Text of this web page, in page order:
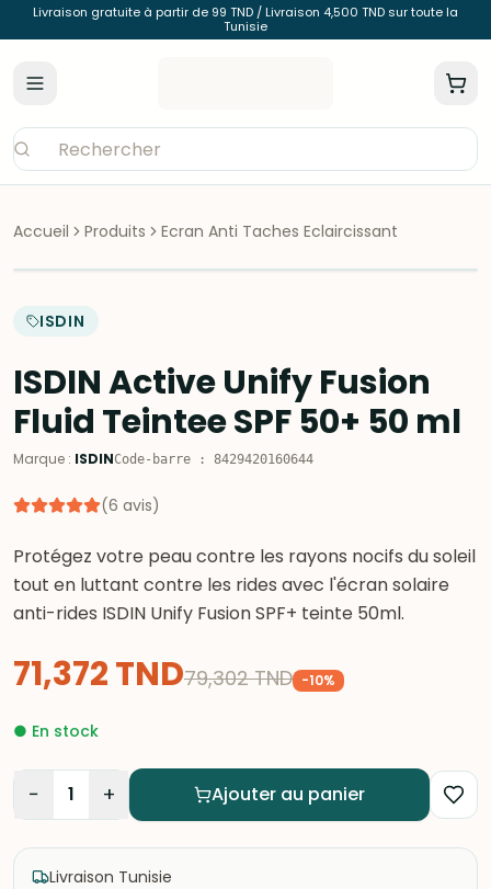
Livraison gratuite à partir de 99 TND / Livraison 4,500 TND sur toute la
Tunisie
Accueil Produits Ecran Anti Taches Eclaircissant
ISDIN
ISDIN Active Unify Fusion
Fluid Teintee SPF 50+ 50 ml
Marque : ISDINCode-barre : 8429420160644
(6 avis)
Protégez votre peau contre les rayons nocifs du soleil
tout en luttant contre les rides avec l'écran solaire
anti-rides ISDIN Unify Fusion SPF+ teinte 50ml.
71,372TND79,302 TND -10%
● En stock
− 1 + Ajouter au panier
Livraison Tunisie